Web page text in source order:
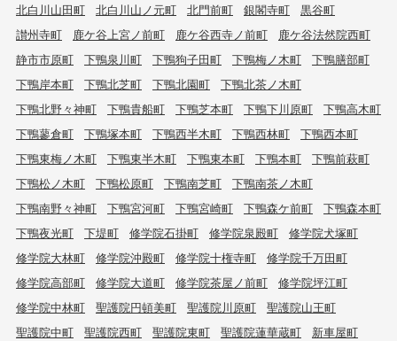
北白川山田町
北白川山ノ元町 北門前町 銀閣寺町
黒谷町
讃州寺町
鹿ケ谷上宮ノ前町 鹿ケ谷西寺ノ前町
鹿ケ谷法然院西町
静市市原町
下鴨泉川町 下鴨狗子田町 下鴨梅ノ木町
下鴨膳部町
下鴨岸本町
下鴨北芝町 下鴨北園町
下鴨北茶ノ木町
下鴨北野々神町
下鴨貴船町 下鴨芝本町 下鴨下川原町
下鴨高木町
下鴨蓼倉町
下鴨塚本町 下鴨西半木町 下鴨西林町
下鴨西本町
下鴨東梅ノ木町
下鴨東半木町 下鴨東本町 下鴨本町
下鴨前萩町
下鴨松ノ木町
下鴨松原町 下鴨南芝町
下鴨南茶ノ木町
下鴨南野々神町
下鴨宮河町 下鴨宮崎町 下鴨森ケ前町
下鴨森本町
下鴨夜光町
下堤町 修学院石掛町 修学院泉殿町
修学院犬塚町
修学院大林町
修学院沖殿町 修学院十権寺町
修学院千万田町
修学院高部町
修学院大道町 修学院茶屋ノ前町
修学院坪江町
修学院中林町
聖護院円頓美町 聖護院川原町
聖護院山王町
聖護院中町
聖護院西町 聖護院東町 聖護院蓮華蔵町
新車屋町